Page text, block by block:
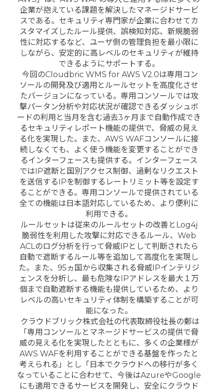
企業が抱えている課題を解決したマネージドサービ
スである。セキュリティ専門家が企業に合わせてカ
スタマイズしたルール提供、誤検知対応、新規脆弱
性に対応するなど、ユーザ側の管理負担を最小限に
しながら、安定的に高レベルのセキュリティが維持
できるようにサポートする。
今回のCloudbric WMS for AWS V2.0は専用コン
ソールの開発及び適用とルールセットを高度化させ
たバージョンになっている。専用コンソールでは攻
撃パータン分析や対応状況が確認できるダッシュボ
ードの利用と当月を含む過去3ヶ月まで自動作成でき
るセキュリティレポート機能の提供で、脅威の見え
る化を実現した。また、AWS WAFコンソールに接
続しなくても、よく使う機能を変更することができ
るインターフェースも提供する。インターフェース
ではIP遮断と国別アクセス制御、過剰なリクエスト
を送信するIPを制御するレートリミット等を設定す
ることができる。専用コンソールで提供されている
全ての機能は日本語対応しているため、より便利に
利用できる。
ルールセットは従来のルールセットの改善とLog4j
脆弱性を利用した攻撃に対応できるルール、Web
ACLのログ分析を行って脅威IPとして判断されたら
自動で遮断するルール等を追加して高度化を実現し
た。また、95ヵ国から収集される脅威IPインテリジ
ェンスを分析し、最も危険なIPアドレスを最大１万
個まで自動遮断する機能も提供しているため、より
レベルの高いセキュリティ体制を構築することが可
能になった。
クラウドブリック株式会社の代表取締役社長の鄭は
「専用コンソールとマネージドサービスの提供で脅
威の見える化を実現したとともに、多くの企業様が
AWS WAFを利用することができる基盤を作ったと
考えられる」とし「日本でクラウドへの移行が多く
なっていることに合わせて、今後はAzureやGoogle
にも適用できるサービスを開発し、安全にクラウド